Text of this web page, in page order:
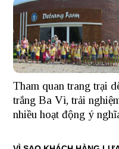
Tham quan trang trại
trắng Ba Vì, trải
nhiều hoạt động ý